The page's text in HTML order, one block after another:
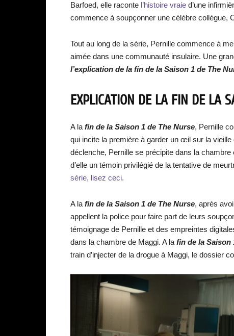
Barfoed, elle raconte l’histoire vraie d’une
commence à soupçonner une célèbre collègue,
Tout au long de la série, Pernille commence à
aimée dans une communauté insulaire. Une
l’explication de la fin de la Saison 1 de The
EXPLICATION DE LA FIN DE LA
A la fin de la Saison 1 de The Nurse, Pernille
qui incite la première à garder un œil sur la
déclenche, Pernille se précipite dans la
d’elle un témoin privilégié de la tentative de
série, lisez ceci.
A la fin de la Saison 1 de The Nurse, après
appellent la police pour faire part de leurs
témoignage de Pernille et des empreintes
dans la chambre de Maggi. A la fin de la Saison
train d’injecter de la drogue à Maggi, le dossier